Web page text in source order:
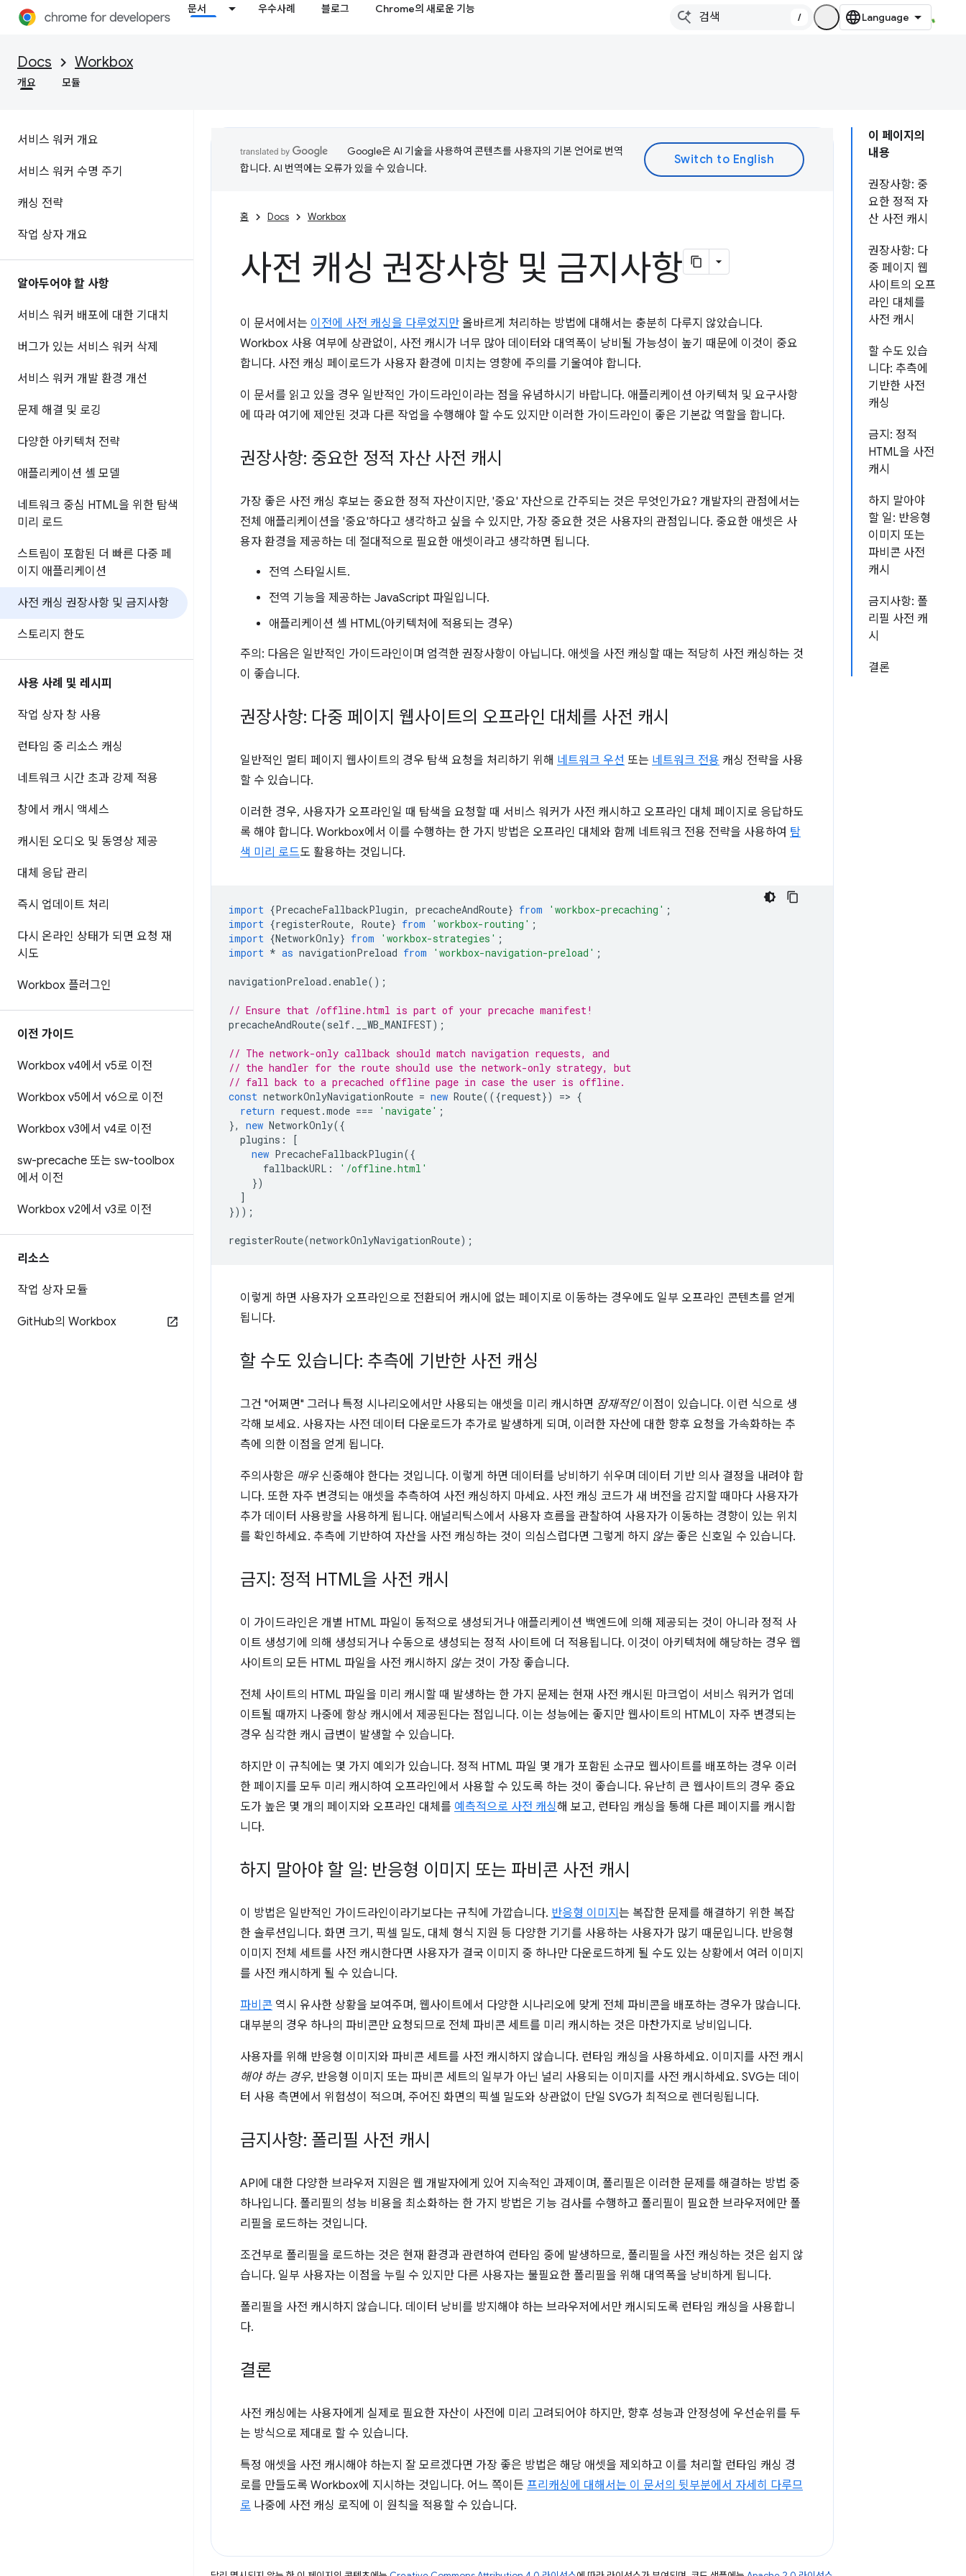
문서 우수사례 블로그 Chrome의 새로운 기능
/
Docs Workbox
개요 모듈
서비스 워커 개요
서비스 워커 수명 주기
캐싱 전략
작업 상자 개요
알아두어야 할 사항
서비스 워커 배포에 대한 기대치
버그가 있는 서비스 워커 삭제
서비스 워커 개발 환경 개선
문제 해결 및 로깅
다양한 아키텍처 전략
애플리케이션 셸 모델
네트워크 중심 HTML을 위한 탐색
미리 로드
스트림이 포함된 더 빠른 다중 페
이지 애플리케이션
사전 캐싱 권장사항 및 금지사항
스토리지 한도
사용 사례 및 레시피
작업 상자 창 사용
런타임 중 리소스 캐싱
네트워크 시간 초과 강제 적용
창에서 캐시 액세스
캐시된 오디오 및 동영상 제공
대체 응답 관리
즉시 업데이트 처리
다시 온라인 상태가 되면 요청 재
시도
Workbox 플러그인
이전 가이드
Workbox v4에서 v5로 이전
Workbox v5에서 v6으로 이전
Workbox v3에서 v4로 이전
sw-precache 또는 sw-toolbox
에서 이전
Workbox v2에서 v3로 이전
리소스
작업 상자 모듈
GitHub의 Workbox
이 페이지의
내용
권장사항: 중
요한 정적 자
산 사전 캐시
권장사항: 다
중 페이지 웹
사이트의 오프
라인 대체를
사전 캐시
할 수도 있습
니다: 추측에
기반한 사전
캐싱
금지: 정적
HTML을 사전
캐시
하지 말아야
할 일: 반응형
이미지 또는
파비콘 사전
캐시
금지사항: 폴
리필 사전 캐
시
결론
Google은 AI 기술을 사용하여 콘텐츠를 사용자의 기본 언어로 번역
합니다. AI 번역에는 오류가 있을 수 있습니다.
홈 Docs Workbox
사전 캐싱 권장사항 및 금지사항
이 문서에서는 이전에 사전 캐싱을 다루었지만 올바르게 처리하는 방법에 대해서는 충분히 다루지 않았습니다.
Workbox 사용 여부에 상관없이, 사전 캐시가 너무 많아 데이터와 대역폭이 낭비될 가능성이 높기 때문에 이것이 중요
합니다. 사전 캐싱 페이로드가 사용자 환경에 미치는 영향에 주의를 기울여야 합니다.
이 문서를 읽고 있을 경우 일반적인 가이드라인이라는 점을 유념하시기 바랍니다. 애플리케이션 아키텍처 및 요구사항
에 따라 여기에 제안된 것과 다른 작업을 수행해야 할 수도 있지만 이러한 가이드라인이 좋은 기본값 역할을 합니다.
권장사항: 중요한 정적 자산 사전 캐시
가장 좋은 사전 캐싱 후보는 중요한 정적 자산이지만, '중요' 자산으로 간주되는 것은 무엇인가요? 개발자의 관점에서는
전체 애플리케이션을 '중요'하다고 생각하고 싶을 수 있지만, 가장 중요한 것은 사용자의 관점입니다. 중요한 애셋은 사
용자 환경을 제공하는 데 절대적으로 필요한 애셋이라고 생각하면 됩니다.
전역 스타일시트.
전역 기능을 제공하는 JavaScript 파일입니다.
애플리케이션 셸 HTML(아키텍처에 적용되는 경우)
주의: 다음은 일반적인 가이드라인이며 엄격한 권장사항이 아닙니다. 애셋을 사전 캐싱할 때는 적당히 사전 캐싱하는 것
이 좋습니다.
권장사항: 다중 페이지 웹사이트의 오프라인 대체를 사전 캐시
일반적인 멀티 페이지 웹사이트의 경우 탐색 요청을 처리하기 위해 네트워크 우선 또는 네트워크 전용 캐싱 전략을 사용
할 수 있습니다.
이러한 경우, 사용자가 오프라인일 때 탐색을 요청할 때 서비스 워커가 사전 캐시하고 오프라인 대체 페이지로 응답하도
록 해야 합니다. Workbox에서 이를 수행하는 한 가지 방법은 오프라인 대체와 함께 네트워크 전용 전략을 사용하여 탐
색 미리 로드도 활용하는 것입니다.
import {PrecacheFallbackPlugin, precacheAndRoute} from 'workbox-precaching' ;
import {registerRoute, Route} from 'workbox-routing' ;
import {NetworkOnly} from 'workbox-strategies' ;
import * as navigationPreload from 'workbox-navigation-preload' ;
navigationPreload . enable();
// Ensure that /offline.html is part of your precache manifest!
precacheAndRoute(self. __WB_MANIFEST);
// The network-only callback should match navigation requests, and
// the handler for the route should use the network-only strategy, but
// fall back to a precached offline page in case the user is offline.
const networkOnlyNavigationRoute = new Route(({request}) => {
return request.mode === 'navigate' ;
},
new NetworkOnly({
plugins :
[
new PrecacheFallbackPlugin({
fallbackURL :
'/offline.html'
})
]
}));
registerRoute(networkOnlyNavigationRoute);
이렇게 하면 사용자가 오프라인으로 전환되어 캐시에 없는 페이지로 이동하는 경우에도 일부 오프라인 콘텐츠를 얻게
됩니다.
할 수도 있습니다: 추측에 기반한 사전 캐싱
그건 "어쩌면" 그러나 특정 시나리오에서만 사용되는 애셋을 미리 캐시하면 잠재적인이점이 있습니다. 이런 식으로 생
각해 보세요. 사용자는 사전 데이터 다운로드가 추가로 발생하게 되며, 이러한 자산에 대한 향후 요청을 가속화하는 추
측에 의한 이점을 얻게 됩니다.
주의사항은 매우 신중해야 한다는 것입니다. 이렇게 하면 데이터를 낭비하기 쉬우며 데이터 기반 의사 결정을 내려야 합
니다. 또한 자주 변경되는 애셋을 추측하여 사전 캐싱하지 마세요. 사전 캐싱 코드가 새 버전을 감지할 때마다 사용자가
추가 데이터 사용량을 사용하게 됩니다. 애널리틱스에서 사용자 흐름을 관찰하여 사용자가 이동하는 경향이 있는 위치
를 확인하세요. 추측에 기반하여 자산을 사전 캐싱하는 것이 의심스럽다면 그렇게 하지 않는좋은 신호일 수 있습니다.
금지: 정적 HTML을 사전 캐시
이 가이드라인은 개별 HTML 파일이 동적으로 생성되거나 애플리케이션 백엔드에 의해 제공되는 것이 아니라 정적 사
이트 생성기에 의해 생성되거나 수동으로 생성되는 정적 사이트에 더 적용됩니다. 이것이 아키텍처에 해당하는 경우 웹
사이트의 모든 HTML 파일을 사전 캐시하지 않는것이 가장 좋습니다.
전체 사이트의 HTML 파일을 미리 캐시할 때 발생하는 한 가지 문제는 현재 사전 캐시된 마크업이 서비스 워커가 업데
이트될 때까지 나중에 항상 캐시에서 제공된다는 점입니다. 이는 성능에는 좋지만 웹사이트의 HTML이 자주 변경되는
경우 심각한 캐시 급변이 발생할 수 있습니다.
하지만 이 규칙에는 몇 가지 예외가 있습니다. 정적 HTML 파일 몇 개가 포함된 소규모 웹사이트를 배포하는 경우 이러
한 페이지를 모두 미리 캐시하여 오프라인에서 사용할 수 있도록 하는 것이 좋습니다. 유난히 큰 웹사이트의 경우 중요
도가 높은 몇 개의 페이지와 오프라인 대체를 예측적으로 사전 캐싱해 보고, 런타임 캐싱을 통해 다른 페이지를 캐시합
니다.
하지 말아야 할 일: 반응형 이미지 또는 파비콘 사전 캐시
이 방법은 일반적인 가이드라인이라기보다는 규칙에 가깝습니다. 반응형 이미지 는 복잡한 문제를 해결하기 위한 복잡
한 솔루션입니다. 화면 크기, 픽셀 밀도, 대체 형식 지원 등 다양한 기기를 사용하는 사용자가 많기 때문입니다. 반응형
이미지 전체 세트를 사전 캐시한다면 사용자가 결국 이미지 중 하나만 다운로드하게 될 수도 있는 상황에서 여러 이미지
를 사전 캐시하게 될 수 있습니다.
파비콘 역시 유사한 상황을 보여주며, 웹사이트에서 다양한 시나리오에 맞게 전체 파비콘을 배포하는 경우가 많습니다.
대부분의 경우 하나의 파비콘만 요청되므로 전체 파비콘 세트를 미리 캐시하는 것은 마찬가지로 낭비입니다.
사용자를 위해 반응형 이미지와 파비콘 세트를 사전 캐시하지 않습니다. 런타임 캐싱을 사용하세요. 이미지를 사전 캐시
해야 하는 경우, 반응형 이미지 또는 파비콘 세트의 일부가 아닌 널리 사용되는 이미지를 사전 캐시하세요. SVG는 데이
터 사용 측면에서 위험성이 적으며, 주어진 화면의 픽셀 밀도와 상관없이 단일 SVG가 최적으로 렌더링됩니다.
금지사항: 폴리필 사전 캐시
API에 대한 다양한 브라우저 지원은 웹 개발자에게 있어 지속적인 과제이며, 폴리필은 이러한 문제를 해결하는 방법 중
하나입니다. 폴리필의 성능 비용을 최소화하는 한 가지 방법은 기능 검사를 수행하고 폴리필이 필요한 브라우저에만 폴
리필을 로드하는 것입니다.
조건부로 폴리필을 로드하는 것은 현재 환경과 관련하여 런타임 중에 발생하므로, 폴리필을 사전 캐싱하는 것은 쉽지 않
습니다. 일부 사용자는 이점을 누릴 수 있지만 다른 사용자는 불필요한 폴리필을 위해 대역폭을 낭비하게 됩니다.
폴리필을 사전 캐시하지 않습니다. 데이터 낭비를 방지해야 하는 브라우저에서만 캐시되도록 런타임 캐싱을 사용합니
다.
결론
사전 캐싱에는 사용자에게 실제로 필요한 자산이 사전에 미리 고려되어야 하지만, 향후 성능과 안정성에 우선순위를 두
는 방식으로 제대로 할 수 있습니다.
특정 애셋을 사전 캐시해야 하는지 잘 모르겠다면 가장 좋은 방법은 해당 애셋을 제외하고 이를 처리할 런타임 캐싱 경
로를 만들도록 Workbox에 지시하는 것입니다. 어느 쪽이든 프리캐싱에 대해서는 이 문서의 뒷부분에서 자세히 다루므
로 나중에 사전 캐싱 로직에 이 원칙을 적용할 수 있습니다.